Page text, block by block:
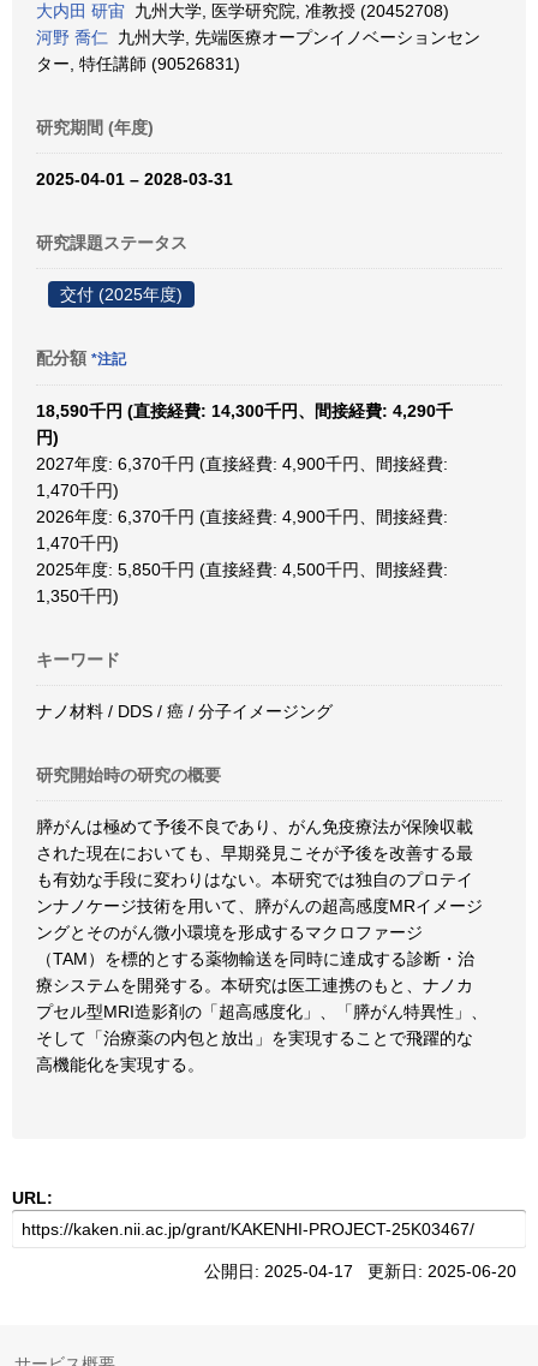
大内田 研宙 九州大学, 医学研究院, 准教授 (20452708)
河野 喬仁 九州大学, 先端医療オープンイノベーションセン
ター, 特任講師 (90526831)
研究期間 (年度)
2025-04-01 – 2028-03-31
研究課題ステータス
交付 (2025年度)
配分額 *注記
18,590千円 (直接経費: 14,300千円、間接経費: 4,290千
円)
2027年度: 6,370千円 (直接経費: 4,900千円、間接経費:
1,470千円)
2026年度: 6,370千円 (直接経費: 4,900千円、間接経費:
1,470千円)
2025年度: 5,850千円 (直接経費: 4,500千円、間接経費:
1,350千円)
キーワード
ナノ材料 / DDS / 癌 / 分子イメージング
研究開始時の研究の概要
膵がんは極めて予後不良であり、がん免疫療法が保険収載
された現在においても、早期発見こそが予後を改善する最
も有効な手段に変わりはない。本研究では独自のプロテイ
ンナノケージ技術を用いて、膵がんの超高感度MRイメージ
ングとそのがん微小環境を形成するマクロファージ
（TAM）を標的とする薬物輸送を同時に達成する診断・治
療システムを開発する。本研究は医工連携のもと、ナノカ
プセル型MRI造影剤の「超高感度化」、「膵がん特異性」、
そして「治療薬の内包と放出」を実現することで飛躍的な
高機能化を実現する。
URL:
公開日: 2025-04-17 更新日: 2025-06-20